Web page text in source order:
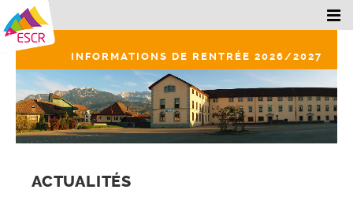
INFORMATIONS DE RENTRÉE 2026/2027
ACTUALITÉS